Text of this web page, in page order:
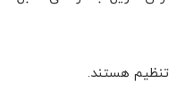
هستند.